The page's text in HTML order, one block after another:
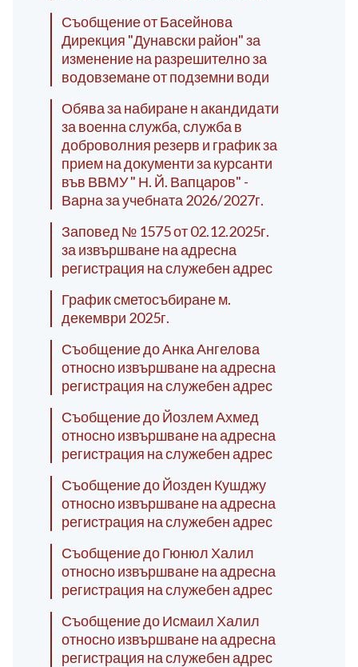
Съобщение от Басейнова
Дирекция "Дунавски район" за
изменение на разрешително за
водовземане от подземни води
Обява за набиране н акандидати
за военна служба, служба в
доброволния резерв и график за
прием на документи за курсанти
във ВВМУ " Н. Й. Вапцаров" -
Варна за учебната 2026/2027г.
Заповед № 1575 от 02.12.2025г.
за извършване на адресна
регистрация на служебен адрес
График сметосъбиране м.
декември 2025г.
Съобщение до Анка Ангелова
относно извършване на адресна
регистрация на служебен адрес
Съобщение до Йозлем Ахмед
относно извършване на адресна
регистрация на служебен адрес
Съобщение до Йозден Кушджу
относно извършване на адресна
регистрация на служебен адрес
Съобщение до Гюнюл Халил
относно извършване на адресна
регистрация на служебен адрес
Съобщение до Исмаил Халил
относно извършване на адресна
регистрация на служебен адрес